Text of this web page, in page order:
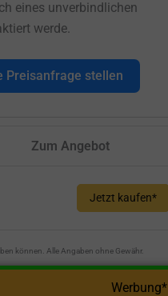
eines unverbindlichen
werde.
Preisanfrage stellen
Zum Angebot
Jetzt kaufen*
können. Alle Angaben ohne Gewähr.
Werbung*